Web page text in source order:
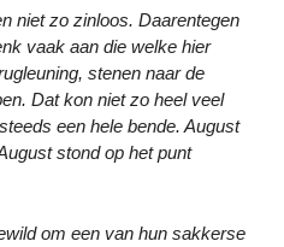
niet zo zinloos. Daarentegen
vaak aan die welke hier
stenen naar de
Dat kon niet zo heel veel
een hele bende. August
stond op het punt
om een van hun sakkerse